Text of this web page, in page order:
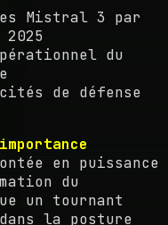
Mistral 3 par
du
de défense
en puissance
du
un tournant
la posture